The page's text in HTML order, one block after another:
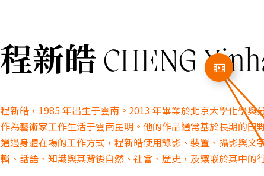
程新皓 CHENG
程新皓，1985 年出生于雲南。2013 年畢業於北京大學化學與
作為藝術家工作生活于雲南昆明。他的作品通常基於長期的田
通過身體在場的工作方式，程新皓使用錄影、裝置、攝影與文
輯、話語、知識與其背後自然、社會、歷史，及鑲嵌於其中的